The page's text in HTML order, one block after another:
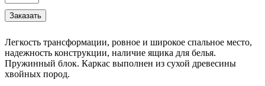
Легкость трансформации, ровное и широкое спальное место,
надежность конструкции, наличие ящика для белья.
Пружинный блок. Каркас выполнен из сухой древесины
хвойных пород.